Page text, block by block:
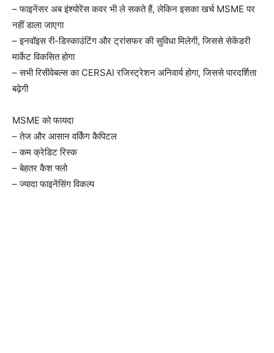
– फाइनेंसर अब इंश्योरेंस कवर भी ले सकते हैं, लेकिन इसका खर्च MSME पर
नहीं डाला जाएगा
– इनवॉइस री-डिस्काउंटिंग और ट्रांसफर की सुविधा मिलेगी, जिससे सेकेंडरी
मार्केट विकसित होगा
– सभी रिसीवेबल्स का CERSAI रजिस्ट्रेशन अनिवार्य होगा, जिससे पारदर्शिता
बढ़ेगी
MSME को फायदा
– तेज और आसान वर्किंग कैपिटल
– कम क्रेडिट रिस्क
– बेहतर कैश फ्लो
– ज्यादा फाइनेंसिंग विकल्प